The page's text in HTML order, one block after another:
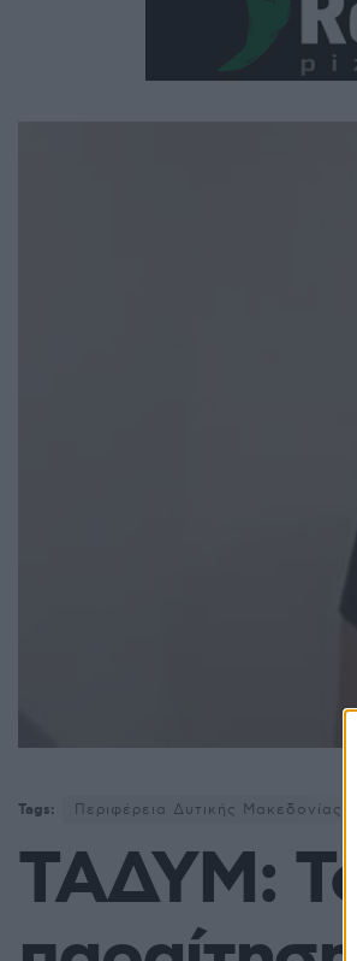
Tags: Περιφέρεια Δυτικής Μακεδονίας
ΤΑΔΥΜ: Το